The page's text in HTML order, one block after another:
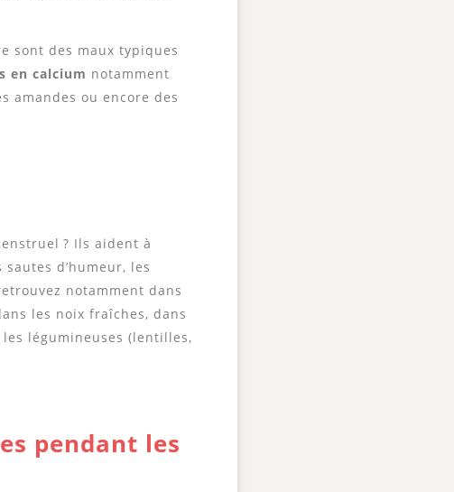
sont des maux typiques
en calcium notamment
amandes ou encore des
? Ils aident à
d’humeur, les
notamment dans
les noix fraîches, dans
légumineuses (lentilles,
pendant les